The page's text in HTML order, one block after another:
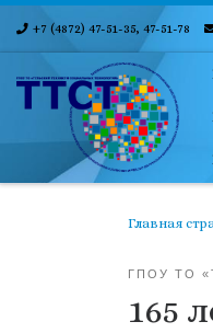
Skip to content
+7 (4872) 47-51-35, 47-51-78
Главная
ГПОУ ТО
165